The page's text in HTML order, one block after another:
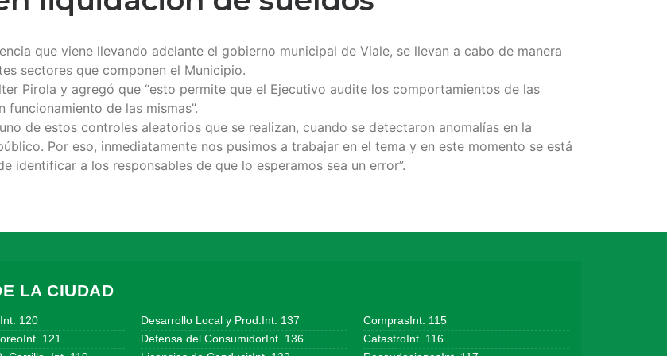
que viene llevando adelante el gobierno municipal de Viale, se llevan a cabo de manera
sectores que componen el Municipio.
Pirola y agregó que “esto permite que el Ejecutivo audite los comportamientos de las
de las mismas”.
de estos controles aleatorios que se realizan, cuando se detectaron anomalías en la
Por eso, inmediatamente nos pusimos a trabajar en el tema y en este momento se está
identificar a los responsables de que lo esperamos sea un error”.
LA CIUDAD
120
121
Desarrollo Local y Prod.Int. 137
Defensa del ConsumidorInt. 136
ComprasInt. 115
CatastroInt. 116